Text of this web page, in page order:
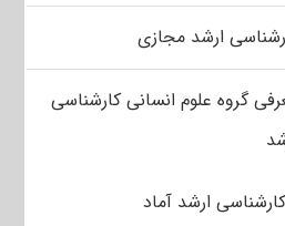
ارشد مجازی
گروه علوم انسانی کارشناسی
کارشناسی ارشد آماد